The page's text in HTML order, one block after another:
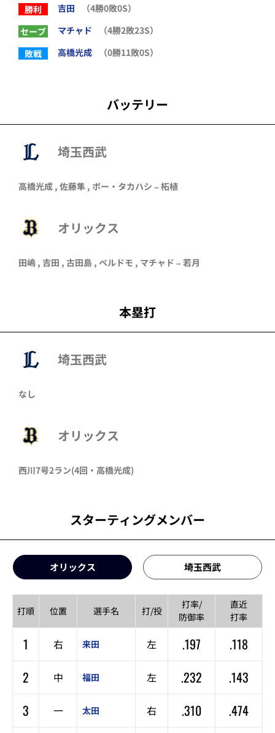
勝利 吉田
（4勝0敗0S）
セーブ
マチャド
（4勝2敗23S）
敗戦
高橋光成 （0勝11敗0S）
バッテリー
埼玉西武
高橋光成 , 佐藤隼 , ボー・タカハシ –柘植
オリックス
田嶋 , 吉田 , 古田島 , ペルドモ , マチャド –若月
本塁打
埼玉西武
なし
オリックス
西川7号2ラン(4回・ 高橋光成)
スターティングメンバー
オリックス 埼玉西武
打順 位置 選手名 打/投
打率/
防御率
直近
打率
1 右 来田 左 .197
.118
2
中 福田 左 .232
.143
3
一 太田 右 .310
.474